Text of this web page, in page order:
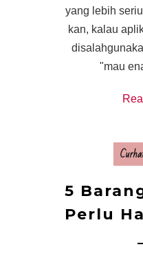
yang lebih
kan, kalau
"mau
5
Perlu